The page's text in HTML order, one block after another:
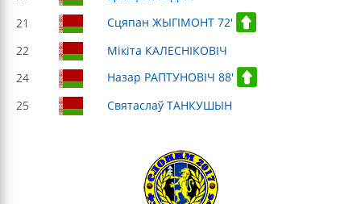
21
Сцяпан ЖЫГІМОНТ 72'
22
Мікіта КАЛЕСНІКОВІЧ
24
Назар РАПТУНОВІЧ 88'
25
Святаслаў ТАНКУШЫН